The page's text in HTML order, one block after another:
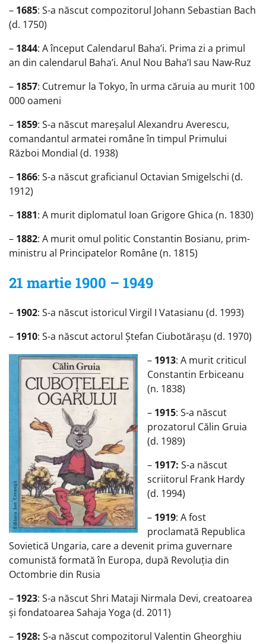
– 1685: S-a născut compozitorul Johann Sebastian Bach
(d. 1750)
– 1844: A început Calendarul Baha’i. Prima zi a primul
an din calendarul Baha’i. Anul Nou Baha’I sau Naw-Ruz
– 1857: Cutremur la Tokyo, în urma căruia au murit 100
000 oameni
– 1859: S-a născut mareșalul Alexandru Averescu,
comandantul armatei române în timpul Primului
Război Mondial (d. 1938)
– 1866: S-a născut graficianul Octavian Smigelschi (d.
1912)
– 1881: A murit diplomatul Ioan Grigore Ghica (n. 1830)
– 1882: A murit omul politic Constantin Bosianu, prim-
ministru al Principatelor Române (n. 1815)
21 martie 1900 – 1949
– 1902: S-a născut istoricul Virgil I Vatasianu (d. 1993)
– 1910: S-a născut actorul Ștefan Ciubotărașu (d. 1970)
– 1913: A murit criticul
Constantin Erbiceanu
(n. 1838)
– 1915: S-a născut
prozatorul Călin Gruia
(d. 1989)
– 1917: S-a născut
scriitorul Frank Hardy
(d. 1994)
– 1919: A fost
proclamată Republica
Sovietică Ungaria, care a devenit prima guvernare
comunistă formată în Europa, după Revoluția din
Octombrie din Rusia
– 1923: S-a născut Shri Mataji Nirmala Devi, creatoarea
și fondatoarea Sahaja Yoga (d. 2011)
– 1928: S-a născut compozitorul Valentin Gheorghiu